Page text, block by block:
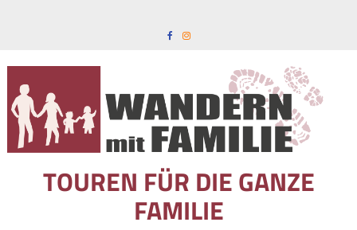
TOUREN FÜR DIE GANZE
FAMILIE